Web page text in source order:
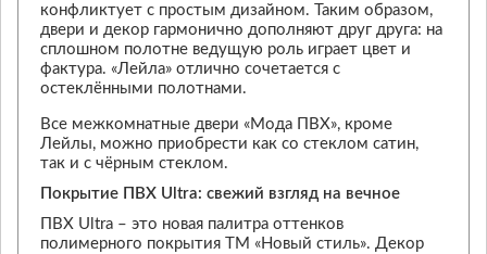
конфликтует с простым дизайном. Таким образом,
двери и декор гармонично дополняют друг друга: на
сплошном полотне ведущую роль играет цвет и
фактура. «Лейла» отлично сочетается с
остеклёнными полотнами.
Все межкомнатные двери «Мода ПВХ», кроме
Лейлы, можно приобрести как со стеклом сатин,
так и с чёрным стеклом.
Покрытие ПВХ Ultra: свежий взгляд на вечное
ПВХ Ultra – это новая палитра оттенков
полимерного покрытия ТМ «Новый стиль». Декор